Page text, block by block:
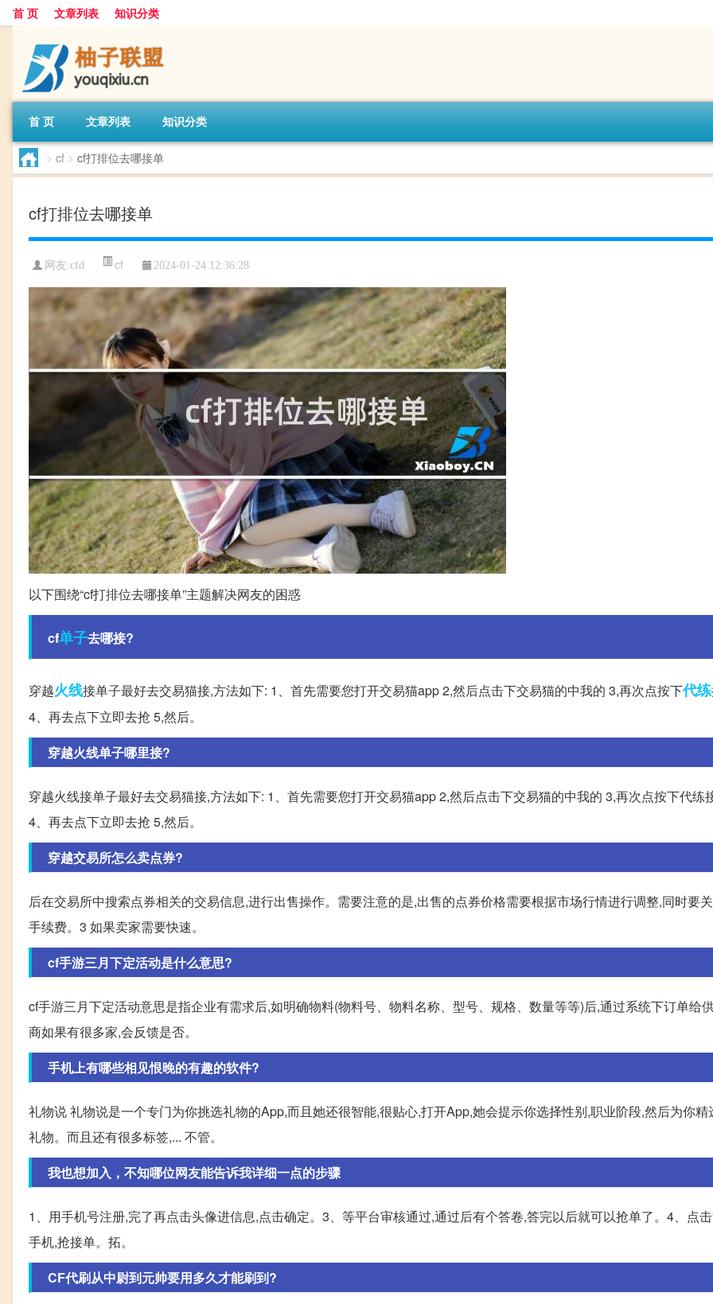
首 页 文章列表 知识分类
首 页 文章列表 知识分类
> cf > cf打排位去哪接单
cf打排位去哪接单
网友:cfd cf 2024-01-24 12:36:28
以下围绕“cf打排位去哪接单”主题解决网友的困惑
cf单子去哪接?
穿越火线接单子最好去交易猫接,方法如下: 1、首先需要您打开交易猫app 2,然后点击下交易猫的中我的 3,再次点按下代练
4、再去点下立即去抢 5,然后。
穿越火线单子哪里接?
穿越火线接单子最好去交易猫接,方法如下: 1、首先需要您打开交易猫app 2,然后点击下交易猫的中我的 3,再次点按下代练
4、再去点下立即去抢 5,然后。
穿越交易所怎么卖点券?
后在交易所中搜索点券相关的交易信息,进行出售操作。需要注意的是,出售的点券价格需要根据市场行情进行调整,同时要
手续费。3 如果卖家需要快速。
cf手游三月下定活动是什么意思?
cf手游三月下定活动意思是指企业有需求后,如明确物料(物料号、物料名称、型号、规格、数量等等)后,通过系统下订单给
商如果有很多家,会反馈是否。
手机上有哪些相见恨晚的有趣的软件?
礼物说 礼物说是一个专门为你挑选礼物的App,而且她还很智能,很贴心,打开App,她会提示你选择性别,职业阶段,然后为你精
礼物。而且还有很多标签,... 不管。
我也想加入，不知哪位网友能告诉我详细一点的步骤
1、用手机号注册,完了再点击头像进信息,点击确定。3、等平台审核通过,通过后有个答卷,答完以后就可以抢单了。4、点击
手机,抢接单。拓。
CF代刷从中尉到元帅要用多久才能刷到?